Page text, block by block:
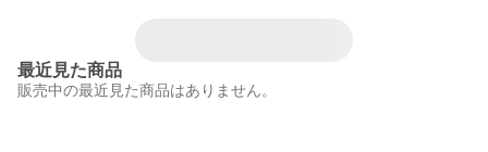
最近見た商品
販売中の最近見た商品はありません。